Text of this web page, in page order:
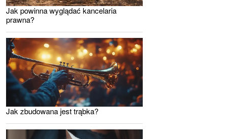
Jak powinna wyglądać kancelaria
prawna?
Jak zbudowana jest trąbka?